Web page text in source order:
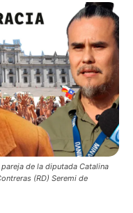
de la diputada Catalina
(RD) Seremi de